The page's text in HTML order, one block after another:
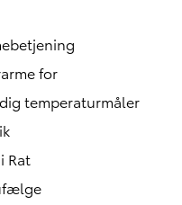
for
temperaturmåler
Rat